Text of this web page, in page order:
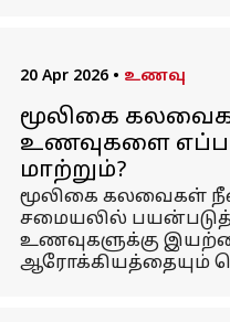
20 Apr 2026 • உணவு
மூலிகை
உணவுகளை
மாற்றும்?
மூலிகை கலவைகள்
சமையலில்
உணவுகளுக்கு
ஆரோக்கியத்தையும்